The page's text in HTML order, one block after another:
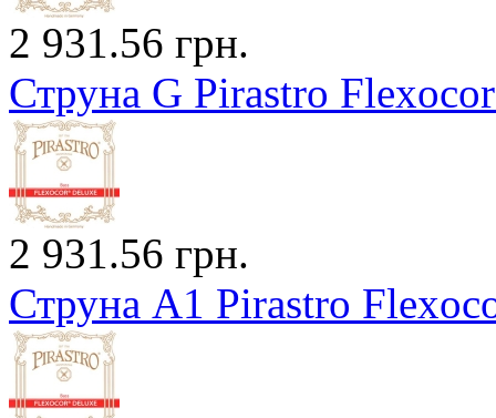
2 931.56 грн.
Струна G Pirastro
2 931.56 грн.
Струна A1 Pirastro